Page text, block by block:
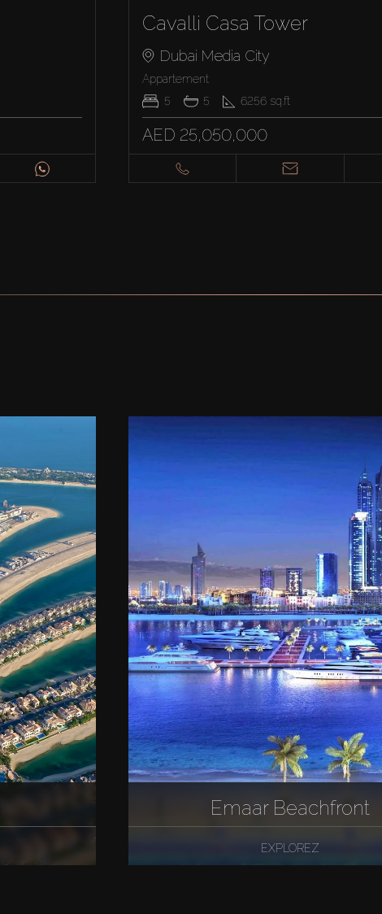
Cavalli Casa Tower
Dubai Media City
Appartement
5
5 6256 sq.ft
AED 25,050,000
Emaar Beachfront
EXPLOREZ